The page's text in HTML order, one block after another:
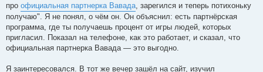
про официальная партнерка Вавада , зарегился и теперь потихоньку
получаю". Я не понял, о чём он. Он объяснил: есть партнёрская
программа, где ты получаешь процент от игры людей, которых
пригласил. Показал на телефоне, как это работает, и сказал, что
официальная партнерка Вавада — это выгодно.
Я заинтересовался. В тот же вечер зашёл на сайт, изучил